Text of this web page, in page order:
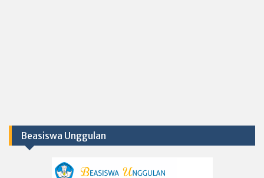
Beasiswa Unggulan